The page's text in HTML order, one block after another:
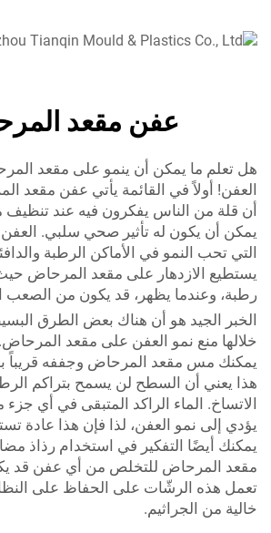
عفن مقعد
هل تعلم ما يمكن أن ينمو على مقعد
العفن! أولاً في القائمة يأتي عفن مقعد
أن قلة من الناس يفكرون فيه عند تنظيف
يمكن أن يكون له تأثير صحي سلبي.
التي تحب النمو في الأماكن الرطبة
يستطيع الازدهار على مقعد المرحاض
رطبة، وعندما يظهر، قد يكون من الصعب
الخبر الجيد هو أن هناك بعض الطرق
خلالها منع نمو العفن على مقعد
يمكنك مس مقعد المرحاض وجففه قريباً
هذا يعني أن السطح لن يسمح بتراكم
الاتساخ. الماء الراكد المتبقى في أي
يؤدي إلى نمو العفن، لذا فإن هذا عادة
يمكنك أيضًا التفكير في استخدام رذاذ
مقعد المرحاض للتخلص من أي عفن قد
تعمل هذه الرشّات على الحفاظ على
خالية من الجراثيم.